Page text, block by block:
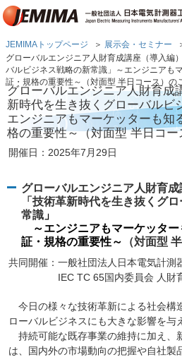
JEMIMAトップページ 展示会・セミナー
グローバルエンジニア人財育成講座（導入編
バルビジネス戦略の新常識」～エンジニアも
証・規格の重要性～（対面型 半日コース）の
グローバルエンジニア人財育成
新時代を生き抜くグローバルビ
エンジニアもマーケッターも知
格の重要性～（対面型 半日コ
開催日：2025年7月29日
グローバルエンジニア人財育成
「技術革新時代を生き抜くグ
常識 」
～エンジニアもマーケッター
証・規格の重要性～
（対面型
共同開催：一般社団法人日本電気計測
IEC TC 65国内委員会 人財育
今日の様々な技術革新による社会構
ローバルビジネスにも大きな影響を与
持続可能な既存事業の維持に加え、
は、国内外の市場動向の把握や自社製